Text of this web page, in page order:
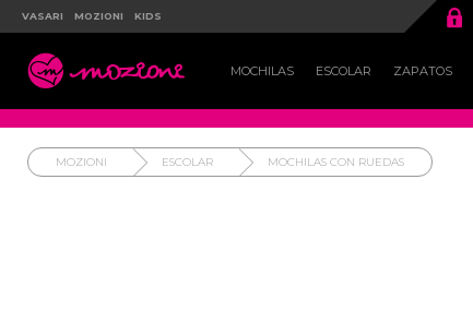
VASARI MOZIONI KIDS 
 MOCHILAS ESCOLAR ZAPATOS
MOZIONI ESCOLAR MOCHILAS CON RUEDAS